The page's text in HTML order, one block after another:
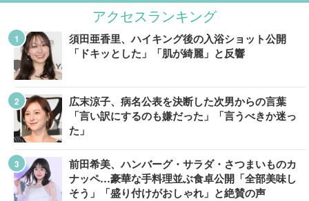
アクセスランキング
須田亜香里、ハイキング後の入浴ショット公開
「ドキッとした」「肌が綺麗」と反響
広末涼子、病名公表を決断した次男からの言葉
「言い訳にするのも嫌だった」「言うべきか迷っ
た」
前田希美、ハンバーグ・サラダ・さつまいものカ
ナッペ…豪華な手料理並ぶ食卓公開「全部美味し
そう」「盛り付けがおしゃれ」と絶賛の声